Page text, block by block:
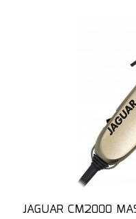
JAGUAR CM2000